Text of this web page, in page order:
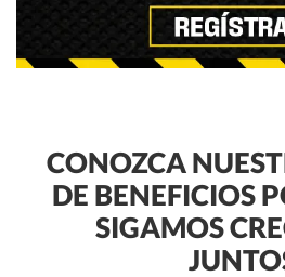
CONOZCA
DE BENEFICIOS
SIGAMOS